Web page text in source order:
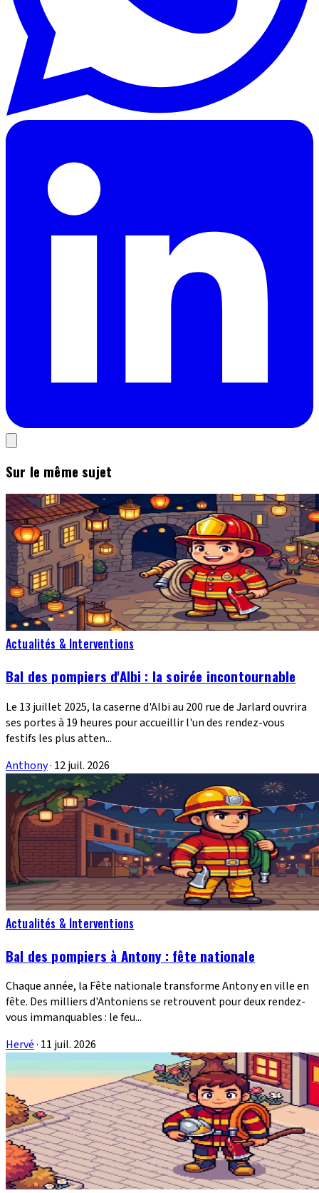
Sur le même sujet
Actualités & Interventions
Bal des pompiers d'Albi : la soirée incontournable
Le 13 juillet 2025, la caserne d'Albi au 200 rue de Jarlard ouvrira
ses portes à 19 heures pour accueillir l'un des rendez-vous
festifs les plus atten...
Anthony· 12 juil. 2026
Actualités & Interventions
Bal des pompiers à Antony : fête nationale
Chaque année, la Fête nationale transforme Antony en ville en
fête. Des milliers d'Antoniens se retrouvent pour deux rendez-
vous immanquables : le feu...
Hervé· 11 juil. 2026